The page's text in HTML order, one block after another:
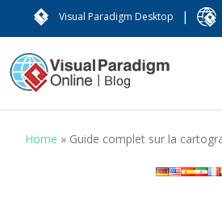
Visual Paradigm Desktop |
Home » Guide complet sur la